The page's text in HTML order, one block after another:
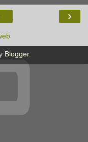
›
Blogger.